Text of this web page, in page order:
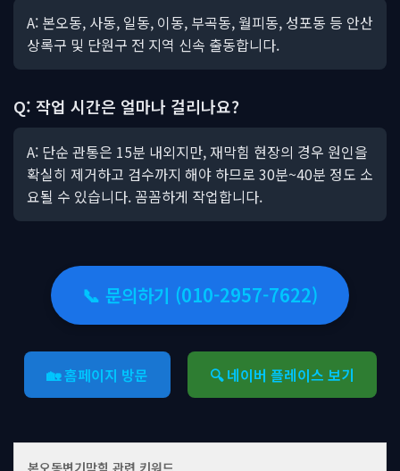
A: 본오동, 사동, 일동, 이동, 부곡동, 월피동, 성포동 등 안산
상록구 및 단원구 전 지역 신속 출동합니다.
Q: 작업 시간은 얼마나 걸리나요?
A: 단순 관통은 15분 내외지만, 재막힘 현장의 경우 원인을
확실히 제거하고 검수까지 해야 하므로 30분~40분 정도 소
요될 수 있습니다. 꼼꼼하게 작업합니다.
📞 문의하기 (010-2957-7622)
🏡 홈페이지 방문 🔍 네이버 플레이스 보기
본오동변기막힘 관련 키워드